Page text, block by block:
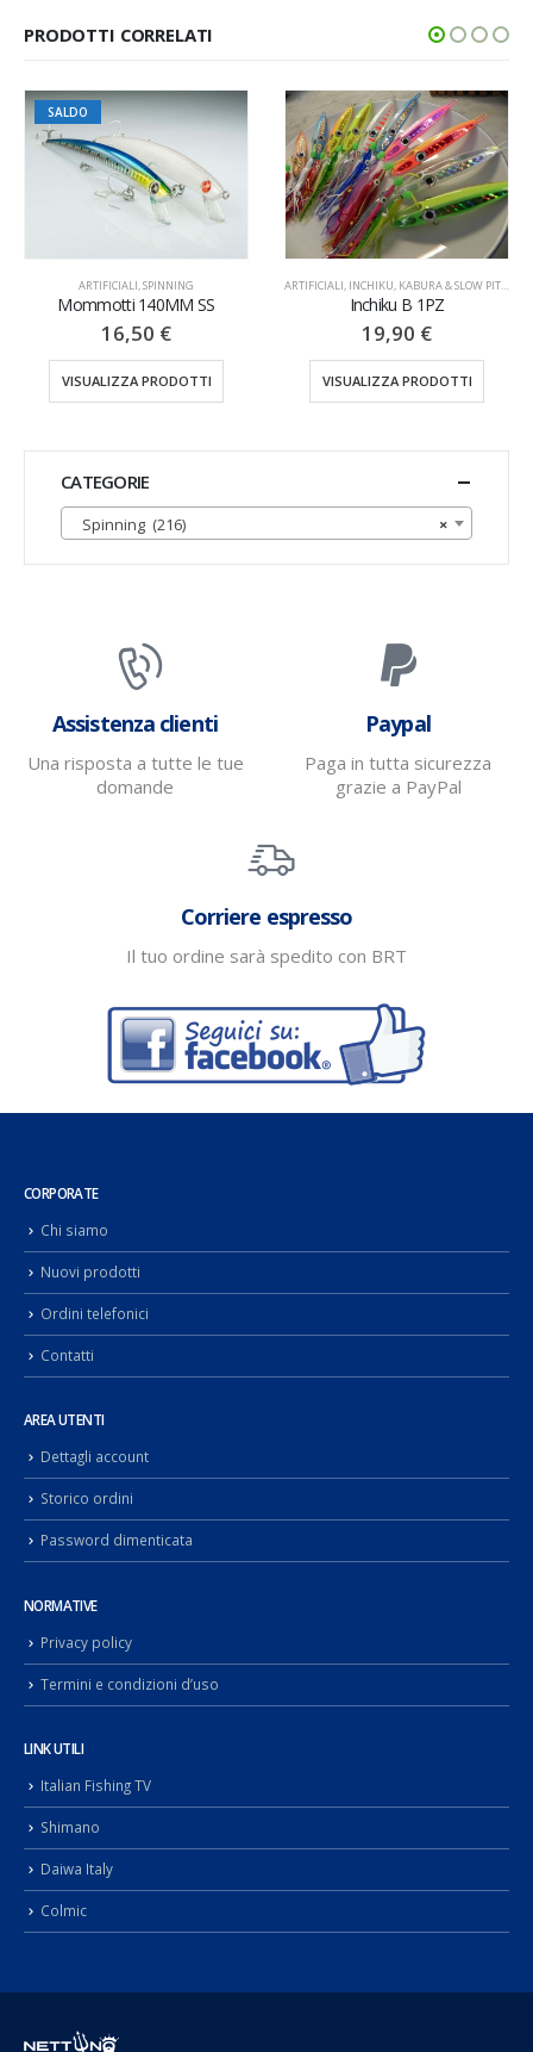
PRODOTTI CORRELATI
STOPPERS
SALDO
ARTIFICIALI,SPINNING
Mommotti 140MM SS
16,50 €
VISUALIZZA PRODOTTI
ARTIFICIALI, INCHIKU, KABURA & SLOW PITCH
Inchiku B 1PZ
19,90 €
VISUALIZZA PRODOTTI
CATEGORIE
×
Spinning (216)
Assistenza clienti
Una risposta a tutte le tue
domande
Paypal
Paga in tutta sicurezza
grazie a PayPal
Corriere espresso
Il tuo ordine sarà spedito con BRT
CORPORATE
Chi siamo
Nuovi prodotti
Ordini telefonici
Contatti
AREA UTENTI
Dettagli account
Storico ordini
Password dimenticata
NORMATIVE
Privacy policy
Termini e condizioni d’uso
LINK UTILI
Italian Fishing TV
Shimano
Daiwa Italy
Colmic